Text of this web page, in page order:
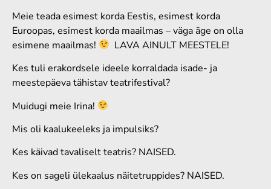
Meie teada esimest korda Eestis, esimest korda
Euroopas, esimest korda maailmas – väga äge on olla
esimene maailmas!
LAVA AINULT MEESTELE!
Kes tuli erakordsele ideele korraldada isade- ja
meestepäeva tähistav teatrifestival?
Muidugi meie Irina!
Mis oli kaalukeeleks ja impulsiks?
Kes käivad tavaliselt teatris? NAISED.
Kes on sageli ülekaalus näitetruppides? NAISED.